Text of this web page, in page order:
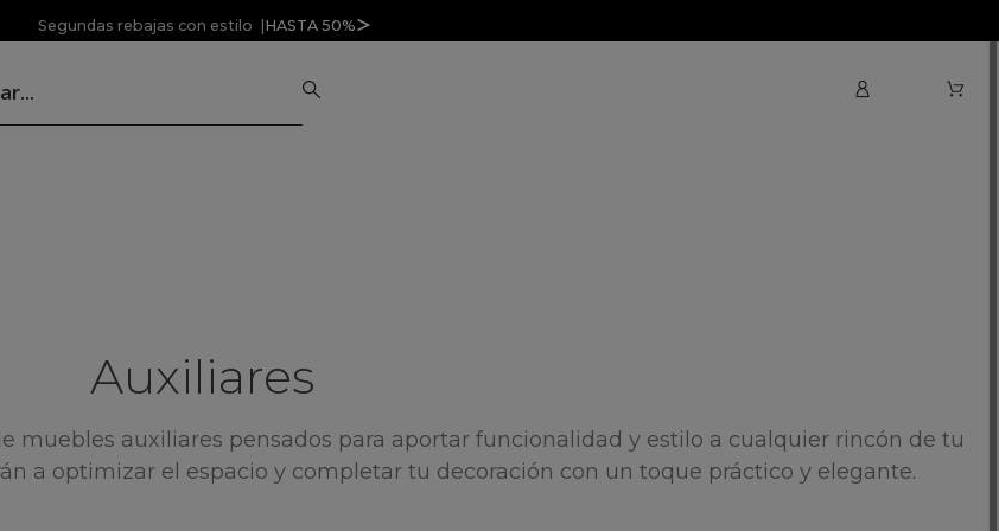
Segundas rebajas con estilo |HASTA 50%
Auxiliares
muebles auxiliares pensados para aportar funcionalidad y estilo a cualquier rincón de tu
a optimizar el espacio y completar tu decoración con un toque práctico y elegante.